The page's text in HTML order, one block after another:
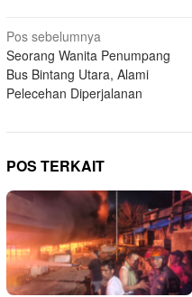
Navigasi
pos
Pos sebelumnya
Seorang Wanita Penumpang
Bus Bintang Utara, Alami
Pelecehan Diperjalanan
POS TERKAIT